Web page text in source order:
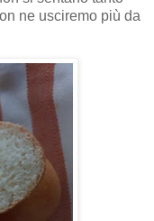
ne usciremo più da